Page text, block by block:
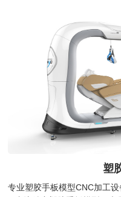
塑
专业塑胶手板模型CNC加工设